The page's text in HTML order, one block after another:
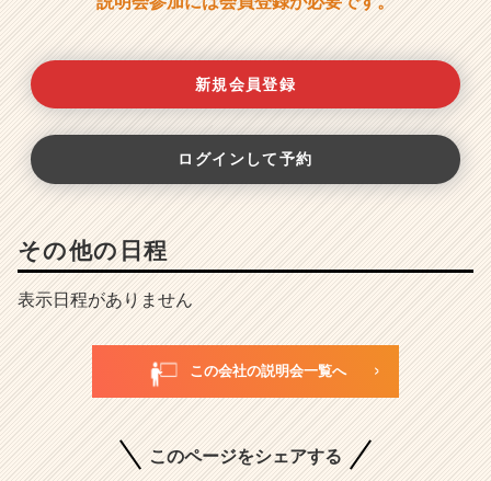
新規会員登録
ログインして予約
その他の日程
表示日程がありません
この会社の説明会一覧へ
このページをシェアする